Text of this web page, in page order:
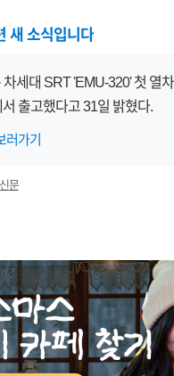
새 소식입니다
차세대 SRT 'EMU-320' 첫 열
출고했다고 31일 밝혔다.
러가기
문